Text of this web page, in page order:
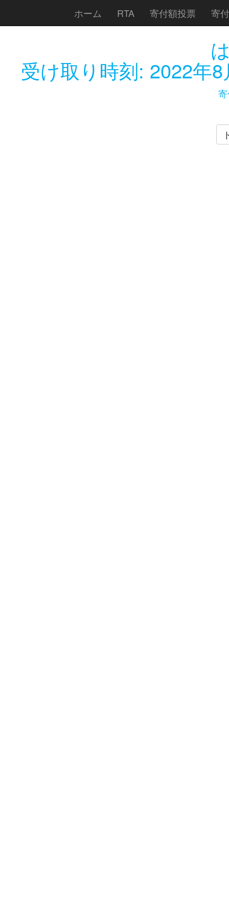
ホーム RTA 寄付額投票 寄
受け取り時刻: 2022年